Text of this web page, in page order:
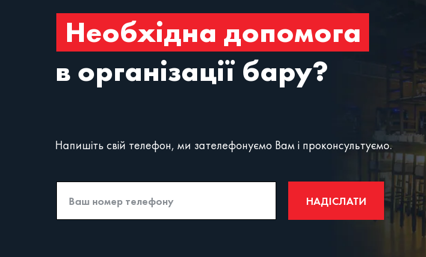
НАДІСЛАТИ
Напишіть свій телефон, ми зателефонуємо Вам і проконсультуємо.
в організації бару?
Необхідна допомога